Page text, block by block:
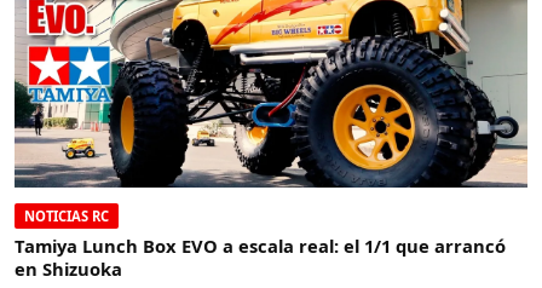
NOTICIAS RC
Tamiya Lunch Box EVO a escala real: el 1/1 que arrancó
en Shizuoka